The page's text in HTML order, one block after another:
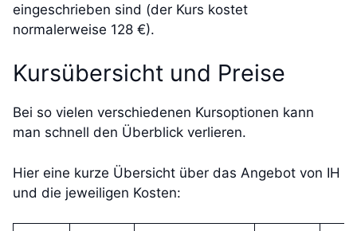
eingeschrieben sind (der Kurs kostet
normalerweise 128 €).
Kursübersicht und Preise
Bei so vielen verschiedenen Kursoptionen kann
man schnell den Überblick verlieren.
Hier eine kurze Übersicht über das Angebot von IH
und die jeweiligen Kosten: